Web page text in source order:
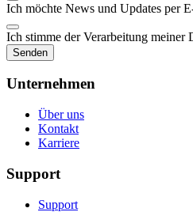
Ich möchte News und Updates per
Ich stimme der Verarbeitung
Senden
Unternehmen
Über uns
Kontakt
Karriere
Support
Support